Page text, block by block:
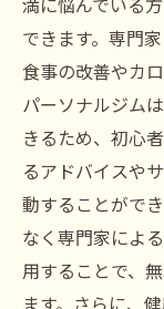
できます。専門
食事の改善やカ
パーソナルジム
きるため、初心
るアドバイスや
動することがで
なく専門家によ
用することで、
ます。さらに、